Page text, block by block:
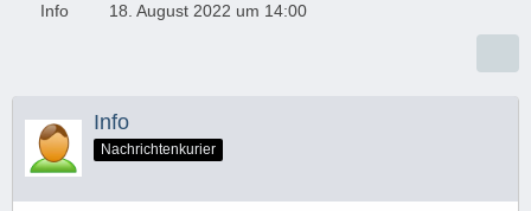
Info 18. August 2022 um 14:00
Info
Nachrichtenkurier